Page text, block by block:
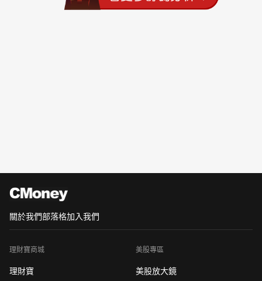
關於我們部落格加入我們
理財寶商城
理財寶
美股專區
美股放大鏡